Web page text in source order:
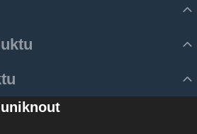
služeb Zásilkovny.
dodat několika způsoby:
první!
Buďte první!